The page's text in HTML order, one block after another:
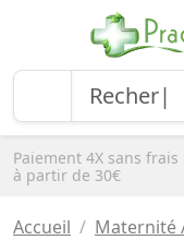
Paiement 4X sans frais
à partir de 30€
Accueil Maternité